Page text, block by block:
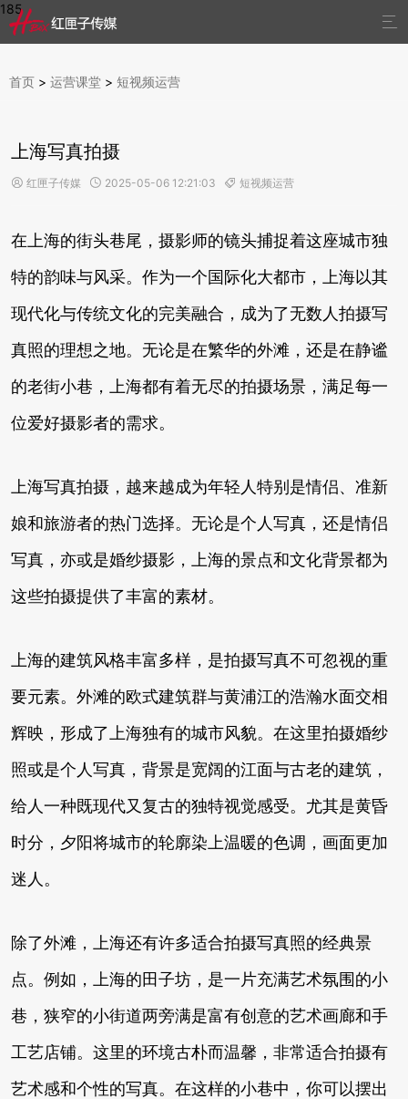
185

首页 > 运营课堂 > 短视频运营
上海写真拍摄
 红匣子传媒  2025-05-06 12:21:03  短视频运营
在上海的街头巷尾，摄影师的镜头捕捉着这座城市独
特的韵味与风采。作为一个国际化大都市，上海以其
现代化与传统文化的完美融合，成为了无数人拍摄写
真照的理想之地。无论是在繁华的外滩，还是在静谧
的老街小巷，上海都有着无尽的拍摄场景，满足每一
位爱好摄影者的需求。
上海写真拍摄，越来越成为年轻人特别是情侣、准新
娘和旅游者的热门选择。无论是个人写真，还是情侣
写真，亦或是婚纱摄影，上海的景点和文化背景都为
这些拍摄提供了丰富的素材。
上海的建筑风格丰富多样，是拍摄写真不可忽视的重
要元素。外滩的欧式建筑群与黄浦江的浩瀚水面交相
辉映，形成了上海独有的城市风貌。在这里拍摄婚纱
照或是个人写真，背景是宽阔的江面与古老的建筑，
给人一种既现代又复古的独特视觉感受。尤其是黄昏
时分，夕阳将城市的轮廓染上温暖的色调，画面更加
迷人。
除了外滩，上海还有许多适合拍摄写真照的经典景
点。例如，上海的田子坊，是一片充满艺术氛围的小
巷，狭窄的小街道两旁满是富有创意的艺术画廊和手
工艺店铺。这里的环境古朴而温馨，非常适合拍摄有
艺术感和个性的写真。在这样的小巷中，你可以摆出